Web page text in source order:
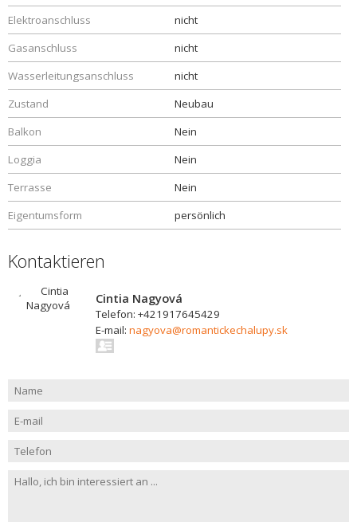
Elektroanschluss
nicht
Gasanschluss
nicht
Wasserleitungsanschluss
nicht
Zustand
Neubau
Balkon
Nein
Loggia
Nein
Terrasse
Nein
Eigentumsform
persönlich
Kontaktieren
Cintia Nagyová
Telefon: +421917645429
E-mail: nagyova@romantickechalupy.sk